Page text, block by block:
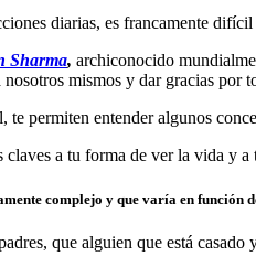
diarias, es francamente
Sharma, archiconocido
mismos y dar gracias
permiten entender algunos
claves a tu forma de ver la vida y a
complejo y que varía en función
que alguien que está casado